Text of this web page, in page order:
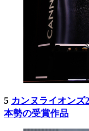
5 カンヌライオンズ
本勢の受賞作品